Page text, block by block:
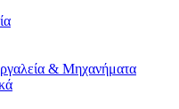
& Μηχανήματα